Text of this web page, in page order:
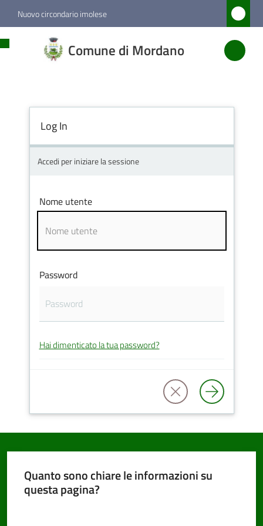
Vai al contenuto
Vai alla navigazione
Vai al footer
Nuovo circondario imolese
Comune di Mordano
di
Amministrazione
Novità
Servizi
PNRR
Servizi
Tutti
gli
argomenti
Log In
Accedi per iniziare la sessione
Nome utente
Password
Hai dimenticato la tua password?
Quanto sono chiare le informazioni su
questa pagina?